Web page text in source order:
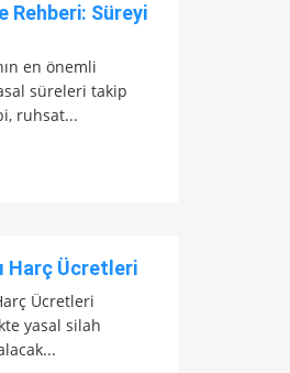
Rehberi: Süreyi
en önemli
süreleri takip
ruhsat...
Harç Ücretleri
Ücretleri
yasal silah